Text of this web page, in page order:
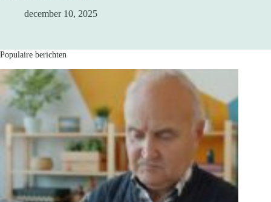
december 10, 2025
Populaire berichten